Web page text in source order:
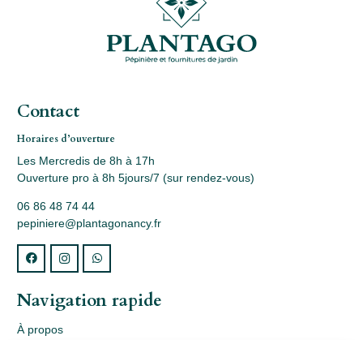
Contact
Horaires d’ouverture
Les Mercredis de 8h à 17h
Ouverture pro à 8h 5jours/7 (sur rendez-vous)
06 86 48 74 44
pepiniere@plantagonancy.fr
Navigation rapide
À propos